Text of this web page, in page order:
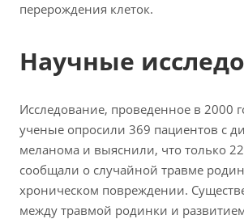
перерождения клеток.
Научные
Исследование, проведенное в 2000
ученые опросили 369 пациентов с
меланома и выяснили, что только
сообщали о случайной травме
хроническом повреждении.
между травмой родинки и